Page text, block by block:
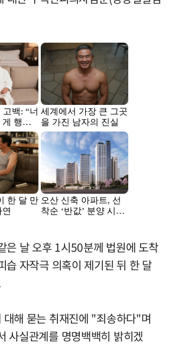
은 날 오후 1시50분께 법원에 도착
습 자작극 의혹이 제기된 뒤 한 달
대해 묻는 취재진에 "죄송하다"며
사실관계를 명명백백히 밝히겠